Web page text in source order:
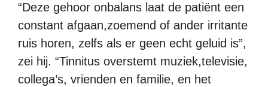
“Deze gehoor onbalans laat de patiënt een
constant afgaan,zoemend of ander irritante
ruis horen, zelfs als er geen echt geluid is”,
zei hij. “Tinnitus overstemt muziek,televisie,
collega’s, vrienden en familie, en het